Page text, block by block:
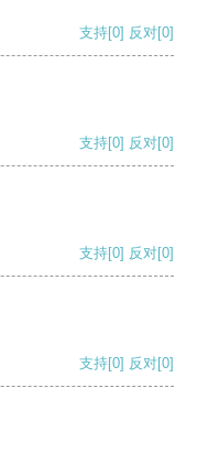
支持[0] 反对[0]
支持[0] 反对[0]
支持[0] 反对[0]
支持[0] 反对[0]